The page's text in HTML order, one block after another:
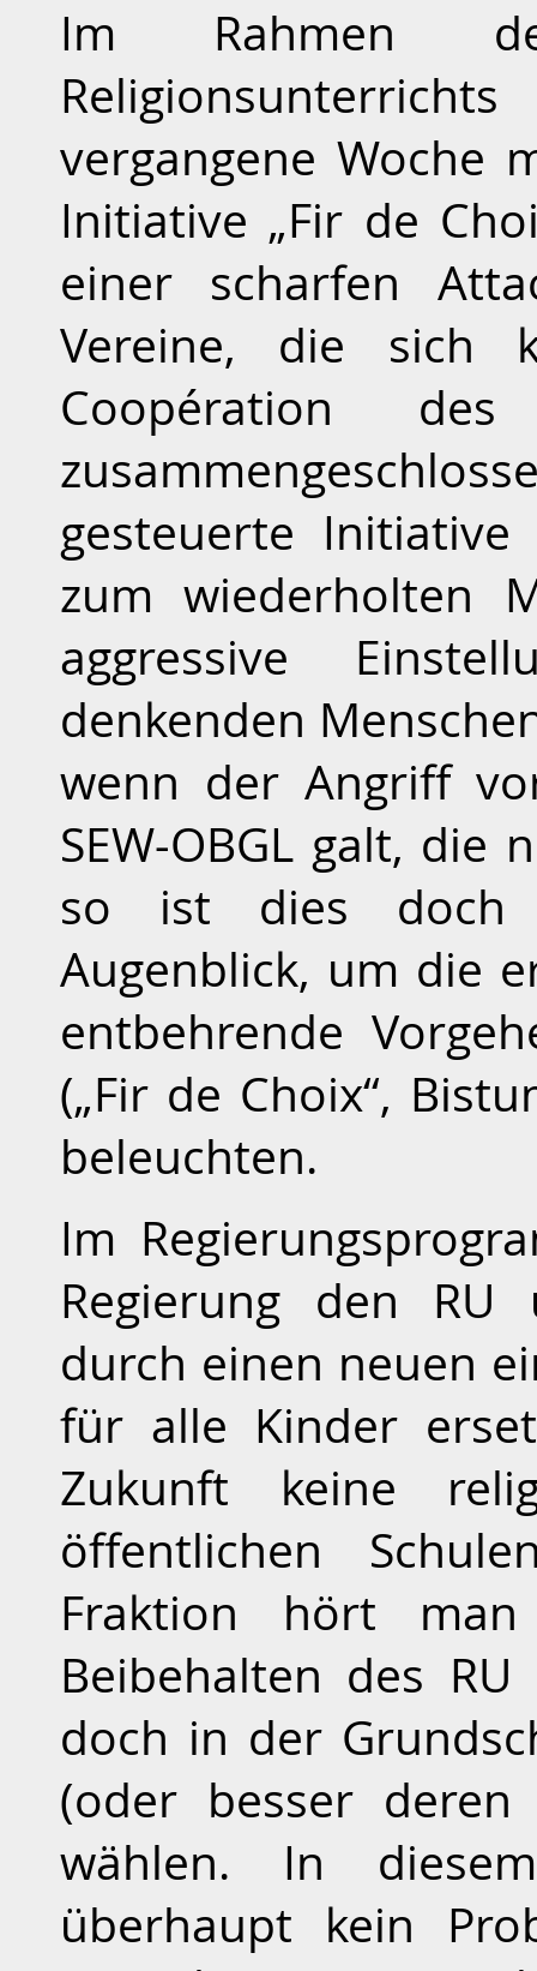
Im Rahmen
vergangene Woche
Initiative „Fir de
einer scharfen
Vereine, die sich
Coopération des
gesteuerte
zum wiederholten
aggressive
denkenden
wenn der Angriff
SEW-OBGL galt, die
so ist dies doch
Augenblick, um die
entbehrende
(„Fir de Choix“,
beleuchten.
Im
Regierung den
durch einen neuen
für alle Kinder
Zukunft keine
öffentlichen
Fraktion hört
Beibehalten des
doch in der
(oder besser
wählen. In
überhaupt kein